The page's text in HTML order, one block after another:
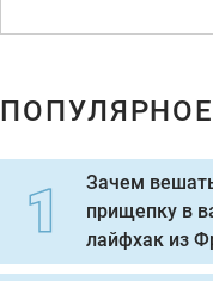
ПОПУЛЯРНОЕ
Зачем
прищепку в
лайфхак из